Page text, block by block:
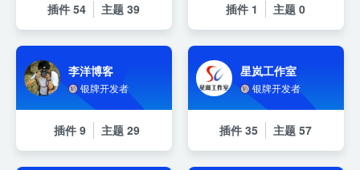
插件54 主题 39 插件 1 主题 0
李洋博客
银牌开发者
插件9 主题 29
星岚工作室
银牌开发者
插件35 主题 57